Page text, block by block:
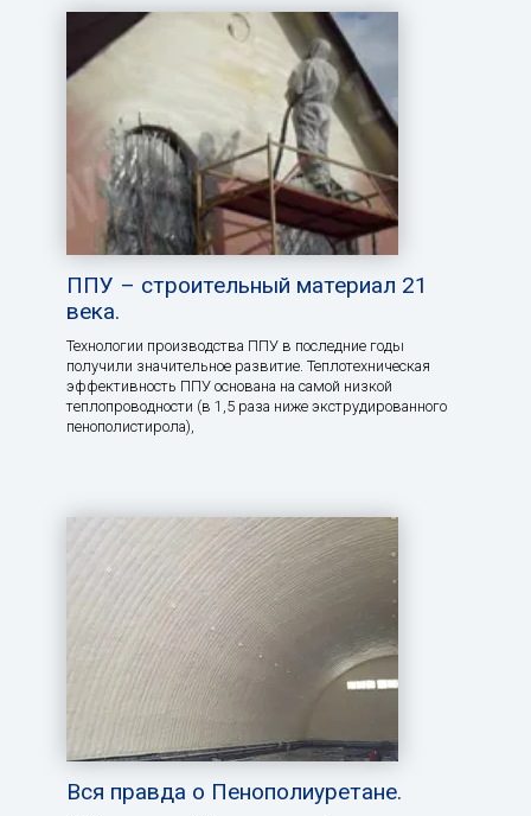
ППУ – строительный материал 21
века.
Технологии производства ППУ в последние годы
получили значительное развитие. Теплотехническая
эффективность ППУ основана на самой низкой
теплопроводности (в 1,5 раза ниже экструдированного
пенополистирола),
Вся правда о Пенополиуретане.